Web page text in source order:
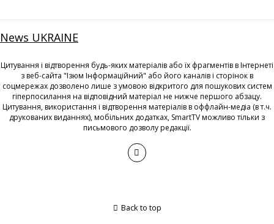
News UKRAINE
Цитування і відтворення будь-яких матеріалів або їх фрагментів в Інтернеті
з веб-сайта "Ізюм Інформаційний" або його каналів і сторінок в
соцмережах дозволено лише з умовою відкритого для пошукових систем
гіперпосилання на відповідний матеріал не нижче першого абзацу.
Цитування, використання і відтворення матеріалів в оффлайн-медіа (в т.ч.
друкованих виданнях), мобільних додатках, SmartTV можливо тільки з
письмового дозволу редакції.
Back to top